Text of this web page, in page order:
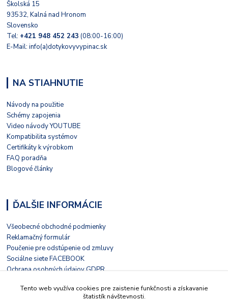
Školská 15
93532, Kalná nad Hronom
Slovensko
Tel: +421 948 452 243 (08:00-16:00)
E-Mail: info(a)dotykovyvypinac.sk
NA STIAHNUTIE
Návody na použitie
Schémy zapojenia
Video návody YOUTUBE
Kompatibilita systémov
Certifikáty k výrobkom
FAQ poradňa
Blogové články
ĎALŠIE INFORMÁCIE
Všeobecné obchodné podmienky
Reklamačný formulár
Poučenie pre odstúpenie od zmluvy
Sociálne siete FACEBOOK
Ochrana osobných údajov GDPR
Kontaktný formulár
Tento web využíva cookies pre zaistenie funkčnosti a získavanie
štatistík návštevnosti.